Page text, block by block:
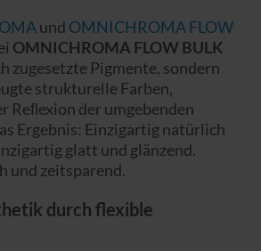
und OMNICHROMA FLOW
OMNICHROMA FLOW BULK
zugesetzte Pigmente, sondern
strukturelle Farben,
Reﬂexion der umgebenden
Ergebnis: Einzigartig natürlich
glatt und glänzend.
und zeitsparend.
durch flexible